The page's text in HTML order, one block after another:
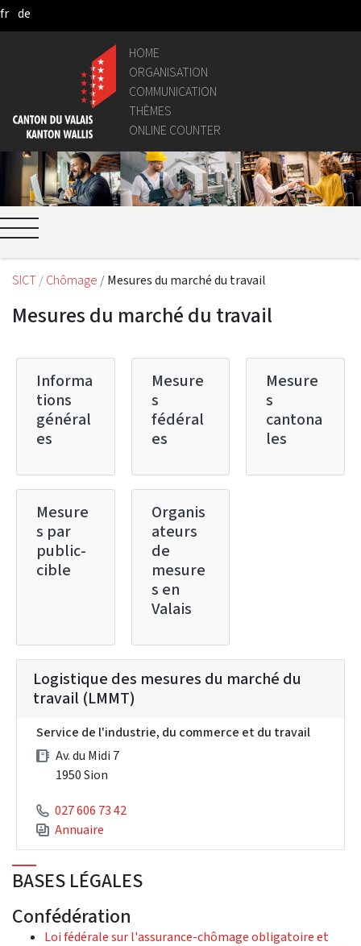
Skip to Main Content
fr de
HOME
ORGANISATION
COMMUNICATION
THÈMES
ONLINE COUNTER
SICT Chômage Mesures du marché du travail
Mesures du marché du travail
Informa
tions
général
es
Mesure
s
fédéral
es
Mesure
s
cantona
les
Mesure
s par
public-
cible
Organis
ateurs
de
mesure
s en
Valais
Logistique des mesures du marché du
travail (LMMT)
Service de l'industrie, du commerce et du travail
Av. du Midi 7
1950 Sion
027 606 73 42
Annuaire
BASES LÉGALES
Confédération
Loi fédérale sur l'assurance-chômage obligatoire et